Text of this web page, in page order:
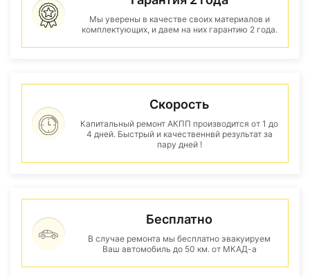
Мы уверены в качестве своих материалов и
комплектующих, и даем на них гарантию 2 года.
Скорость
Капитальный ремонт АКПП производится от 1 до
4 дней. Быстрый и качественнвй результат за
пару дней !
Бесплатно
В случае ремонта мы бесплатно эвакуируем
Ваш автомобиль до 50 км. от МКАД-а